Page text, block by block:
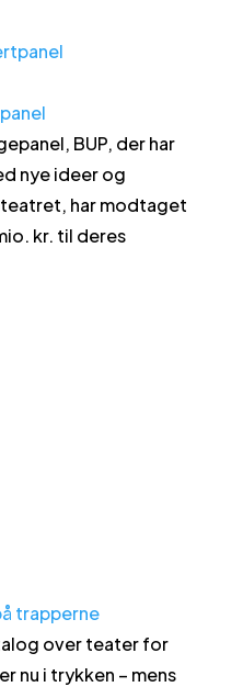
BUP, der har
nye ideer og
har modtaget
kr. til deres
trapperne
over teater for
nu i trykken – mens